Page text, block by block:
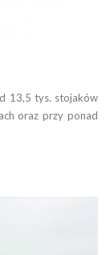
13,5 tys. stojaków
oraz przy ponad